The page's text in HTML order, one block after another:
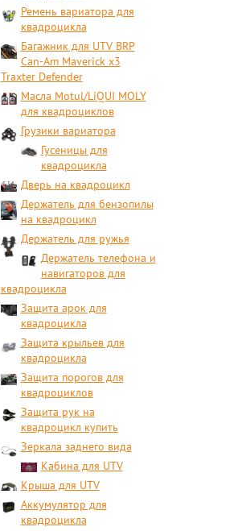
Ремень вариатора для
квадроцикла
Багажник для UTV BRP
Can-Am Maverick x3
Traxter Defender
Масла Motul/LiQUI MOLY
для квадроциклов
Грузики вариатора
Гусеницы для
квадроцикла
Дверь на квадроцикл
Держатель для бензопилы
на квадроцикл
Держатель для ружья
Держатель телефона и
навигаторов для
квадроцикла
Защита арок для
квадроцикла
Защита крыльев для
квадроцикла
Защита порогов для
квадроциклов
Защита рук на
квадроцикл купить
Зеркала заднего вида
Кабина для UTV
Крыша для UTV
Аккумулятор для
квадроцикла